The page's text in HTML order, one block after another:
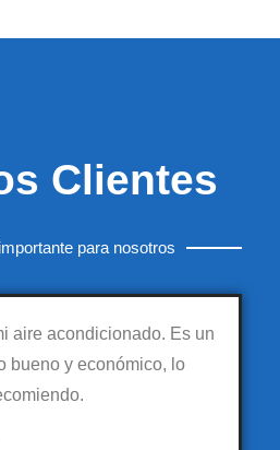
Clientes
para nosotros
aire acondicionado. Es un
bueno y económico, lo